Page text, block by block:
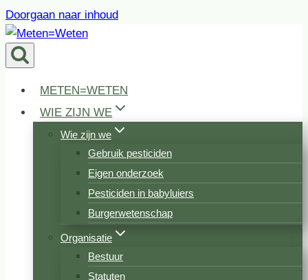
Doorgaan naar inhoud
METEN=WETEN
WIE ZIJN WE
Wie zijn we
Gebruik pesticiden
Eigen onderzoek
Pesticiden in babyluiers
Burgerwetenschap
Organisatie
Bestuur
Statuten